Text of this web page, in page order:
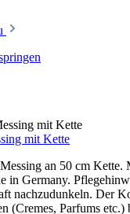
mit Kette
an 50 cm Kette.
in Germany.
nachzudunkeln. Der
(Cremes, Parfums etc.)